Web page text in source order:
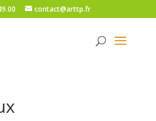
contact@arttp.fr